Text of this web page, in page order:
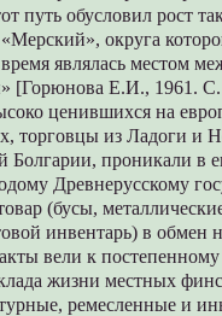
путь обусловил рост
округа
являлась местом
[Горюнова Е.И., 1961.
ценившихся на
торговцы из Ладоги и
Болгарии, проникали в
Древнерусскому
(бусы,
инвентарь) в обмен
вели к
жизни местных
ремесленные и